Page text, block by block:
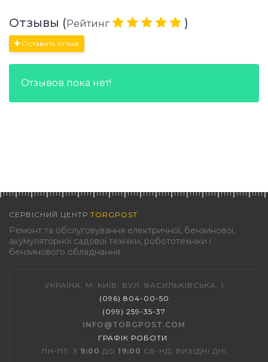
Отзывы (Рейтинг )
Оставить отзыв
Отзывов пока нет!
СЕРВІСНИЙ ЦЕНТР TORGPOST
Ремонт та обслуговування електричної, бензинової,
акумуляторної садової техніки, робототехніки і
бензинового обладнання.
УКРАЇНА, М. КИЇВ, ВУЛ. ВАСИЛЬКІВСЬКА, 1
(096) 804-00-50
(099) 259-35-37
INFO@TORGPOST.COM
ГРАФІК РОБОТИ :
ПН-ПТ: З 9:00 ДО 19:00 СБ-НД: ВИХІДНІ ДНІ